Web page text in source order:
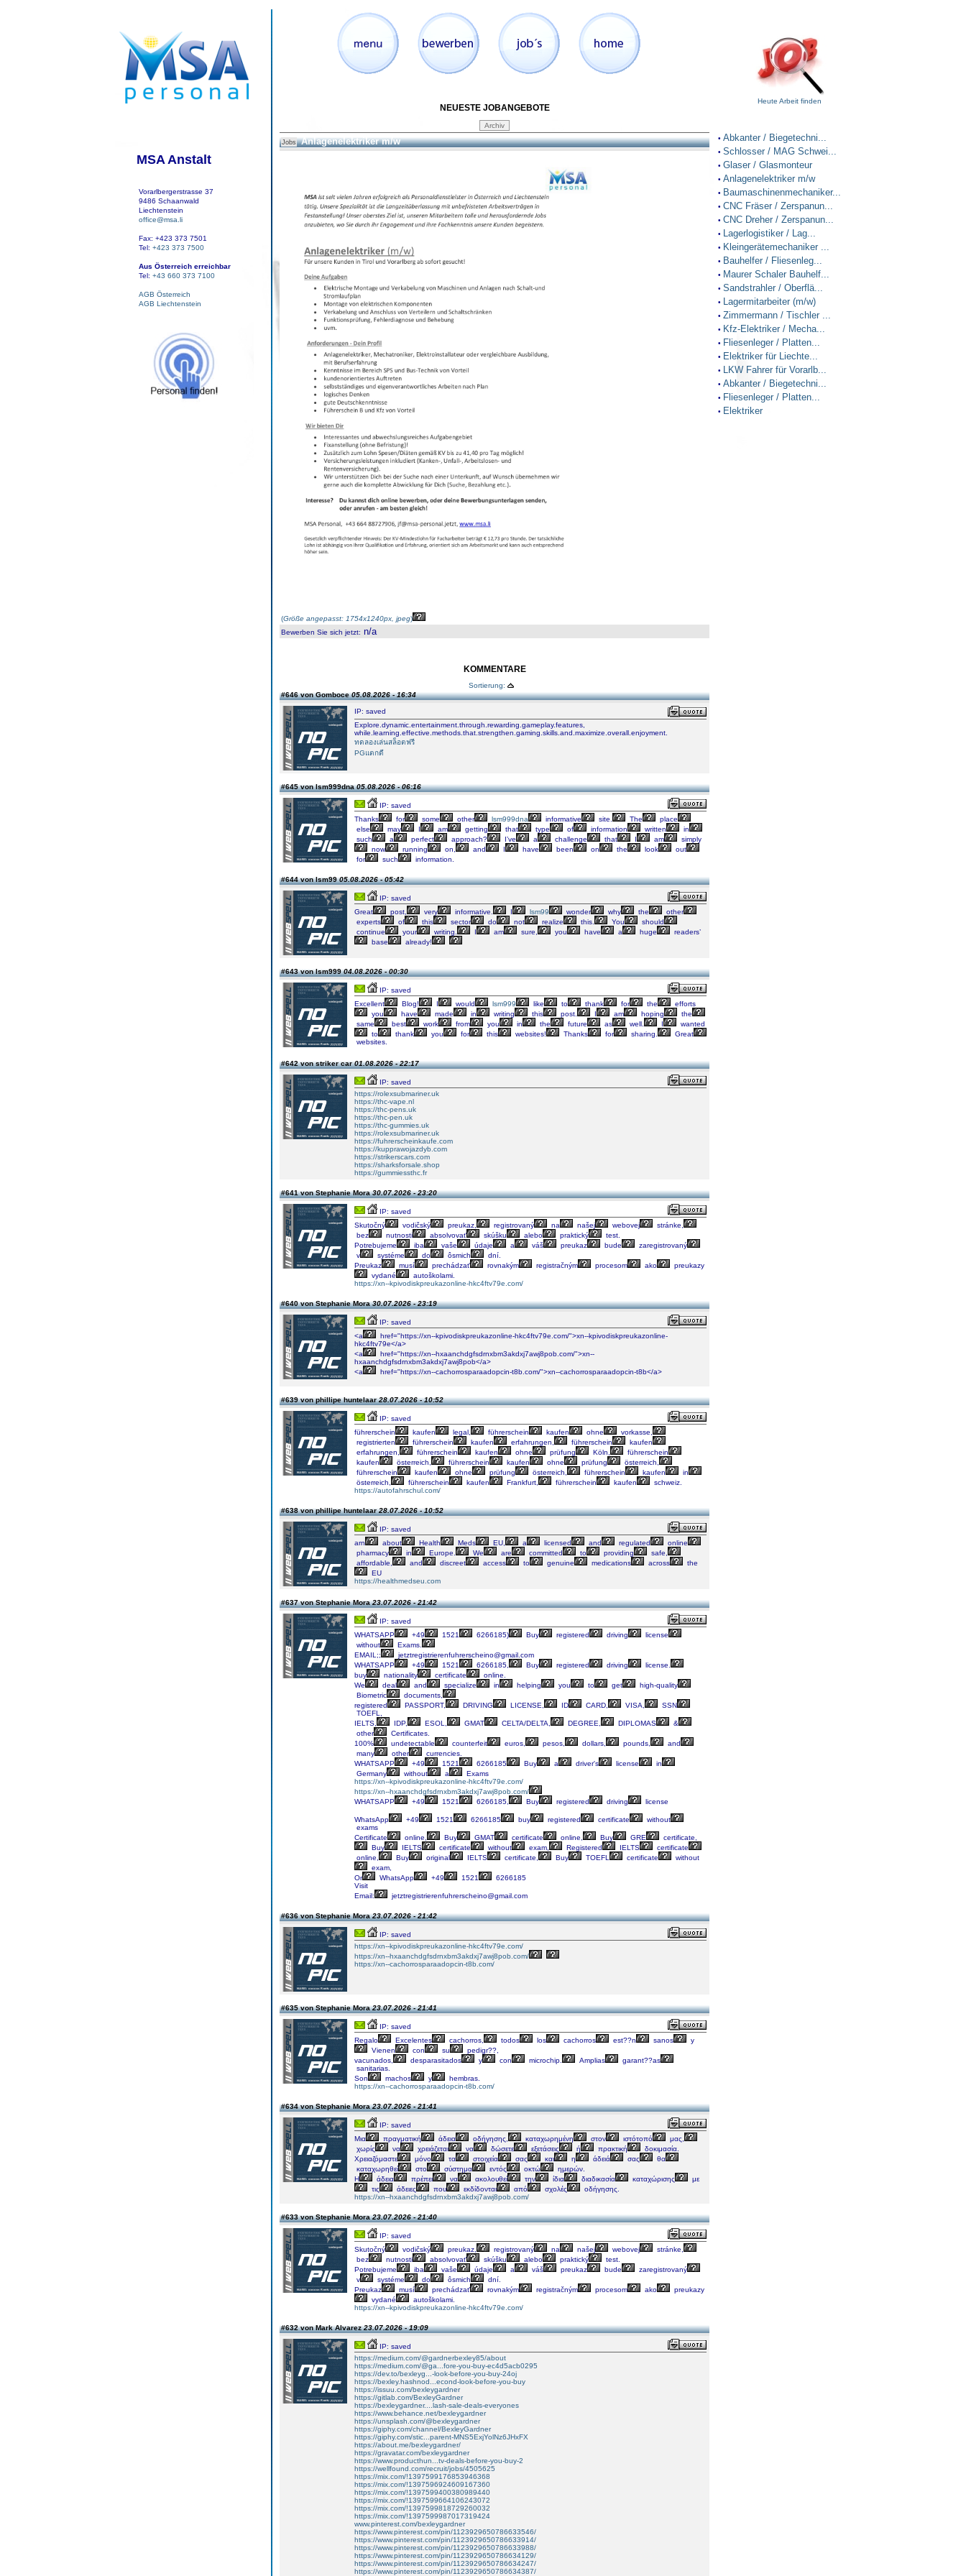
MSA Anstalt
Vorarlbergerstrasse 37
9486 Schaanwald
Liechtenstein
office@msa.li
Fax: +423 373 7501
Tel: +423 373 7500
Aus Österreich erreichbar
Tel: +43 660 373 7100
AGB Österreich
AGB Liechtenstein
NEUESTE JOBANGEBOTE
Jobs Anlagenelektriker m/w
(Größe angepasst: 1754x1240px, jpeg)
Bewerben Sie sich jetzt: n/a
KOMMENTARE
Sortierung:
#646 von Gomboce05.08.2026 - 16:34
IP: saved
Explore.dynamic.entertainment.through.rewarding.gameplay.features,
while.learning.effective.methods.that.strengthen.gaming.skills.and.maximize.overall.enjoyment.
ทดลองเล่นสล็อตฟรี
PGแตกดี
#645 von lsm999dna05.08.2026 - 06:16
IP: saved
Thanks
for some other lsm999dna informative site. The
place
else
may I am getting that type of information written
in
such
a perfect approach? I’ve a challenge that I am
simply
now
running on, and I have been on the look
out
for
such information.
#644 von lsm9905.08.2026 - 05:42
IP: saved
Great
post, very informative. I lsm99 wonder why the
other
experts
of this sector do not realize this. You
should
continue
your writing. I am sure, you have a huge
readers’
base
already!
#643 von lsm99904.08.2026 - 00:30
IP: saved
Excellent
Blog! I would lsm999 like to thank for the
efforts
you
have made in writing this post. I am hoping
the
same
best work from you in the future as well. I
wanted
to
thank you for this websites! Thanks for sharing.
Great
websites.
#642 von striker car01.08.2026 - 22:17
IP: saved
https://rolexsubmariner.uk
https://thc-vape.nl
https://thc-pens.uk
https://thc-pen.uk
https://thc-gummies.uk
https://rolexsubmariner.uk
https://fuhrerscheinkaufe.com
https://kupprawojazdyb.com
https://strikerscars.com
https://sharksforsale.shop
https://gummiessthc.fr
#641 von Stephanie Mora30.07.2026 - 23:20
IP: saved
Skutočný
vodičský preukaz, registrovaný na našej webovej
stránke,
bez
nutnosti absolvovať skúšku alebo praktický
test.
Potrebujeme
iba vaše údaje a váš preukaz bude
zaregistrovaný
v
systéme do ôsmich
dní.
Preukaz
musí prechádzať rovnakým registračným procesom ako
preukazy
vydané
autoškolami.
https://xn--kpivodiskpreukazonline-hkc4ftv79e.com/
#640 von Stephanie Mora30.07.2026 - 23:19
IP: saved
<a
href="https://xn--kpivodiskpreukazonline-hkc4ftv79e.com/">xn--kpivodiskpreukazonline-
hkc4ftv79e</a>
<a
href="https://xn--hxaanchdgfsdrnxbm3akdxj7awj8pob.com/">xn--
hxaanchdgfsdrnxbm3akdxj7awj8pob</a>
<a
href="https://xn--cachorrosparaadopcin-t8b.com/">xn--cachorrosparaadopcin-t8b</a>
#639 von phillipe huntelaar28.07.2026 - 10:52
IP: saved
führerschein
kaufen legal, führerschein kaufen ohne
vorkasse,
registrierten
führerschein kaufen erfahrungen, führerschein
kaufen
erfahrungen,
führerschein kaufen ohne prüfung Köln,
führerschein
kaufen
österreich, führerschein kaufen ohne prüfung
österreich,
führerschein
kaufen ohne prüfung österreich, führerschein kaufen
in
österreich,
führerschein kaufen Frankfurt, führerschein kaufen
schweiz.
https://autofahrschul.com/
#638 von phillipe huntelaar28.07.2026 - 10:52
IP: saved
arn
about Health Meds EU, a licensed and regulated
online
pharmacy
in Europe. We are committed to providing
safe,
affordable,
and discreet access to genuine medications across
the
EU
https://healthmedseu.com
#637 von Stephanie Mora23.07.2026 - 21:42
IP: saved
WHATSAPP
+49 1521 6266185) Buy registered driving
license
without
Exams.
EMAIL;;
jetztregistrierenfuhrerscheino@gmail.com
WHATSAPP
+49 1521 6266185, Buy registered driving
license.
buy
nationality certificate
online.
We
deal and specialize in helping you to get
high-quality
Biometric
documents,
registered
PASSPORT, DRIVING LICENSE, ID CARD, VISA,
SSN
TOEFL,
IELTS,
IDP, ESOL, GMAT CELTA/DELTA, DEGREE, DIPLOMAS
&
other
Certificates.
100%
undetectable counterfeit euros, pesos, dollars, pounds,
and
many
other
currencies.
WHATSAPP
+49 1521 6266185 Buy a driver's license
in
Germany
without a
Exams
https://xn--kpivodiskpreukazonline-hkc4ftv79e.com/
https://xn--hxaanchdgfsdrnxbm3akdxj7awj8pob.com/
WHATSAPP
+49 1521 6266185, Buy registered driving license
WhatsApp +49 1521 6266185 buy registered certificate
without
exams
Certificate
online, Buy GMAT certificate online, Buy GRE
certificate,
Buy
IELTS certificate without exam, Registered IELTS
certificate
online,
Buy original IELTS certificate, Buy TOEFL certificate
without
exam,
Or
WhatsApp +49 1521
6266185
Visit
Email:
jetztregistrierenfuhrerscheino@gmail.com
#636 von Stephanie Mora23.07.2026 - 21:42
IP: saved
https://xn--kpivodiskpreukazonline-hkc4ftv79e.com/
https://xn--hxaanchdgfsdrnxbm3akdxj7awj8pob.com/
https://xn--cachorrosparaadopcin-t8b.com/
#635 von Stephanie Mora23.07.2026 - 21:41
IP: saved
Regalo
Excelentes cachorros, todos los cachorros est??n sanos
y
Vienen
con su
pedigr??,
vacunados,
desparasitados y con microchip. Amplias
garant??as
sanitarias.
Son
machos y
hembras.
https://xn--cachorrosparaadopcin-t8b.com/
#634 von Stephanie Mora23.07.2026 - 21:41
IP: saved
Μια
πραγματική άδεια οδήγησης, καταχωρημένη στον ιστότοπό
μας,
χωρίς
να χρειάζεται να δώσετε εξετάσεις ή πρακτική
δοκιμασία.
Χρειαζόμαστε
μόνο τα στοιχεία σας και η άδειά σας
θα
καταχωρηθεί
στο σύστημα εντός οκτώ
ημερών.
Η
άδεια πρέπει να ακολουθεί την ίδια διαδικασία καταχώρισης
με
τις
άδειες που εκδίδονται από σχολές
οδήγησης.
https://xn--hxaanchdgfsdrnxbm3akdxj7awj8pob.com/
#633 von Stephanie Mora23.07.2026 - 21:40
IP: saved
Skutočný
vodičský preukaz, registrovaný na našej webovej
stránke,
bez
nutnosti absolvovať skúšku alebo praktický
test.
Potrebujeme
iba vaše údaje a váš preukaz bude
zaregistrovaný
v
systéme do ôsmich
dní.
Preukaz
musí prechádzať rovnakým registračným procesom ako
preukazy
vydané
autoškolami.
https://xn--kpivodiskpreukazonline-hkc4ftv79e.com/
#632 von Mark Alvarez23.07.2026 - 19:09
IP: saved
https://medium.com/@gardnerbexley85/about
https://medium.com/@ga...fore-you-buy-ec4d5acb0295
https://dev.to/bexleyg...-look-before-you-buy-24oj
https://bexley.hashnod...econd-look-before-you-buy
https://issuu.com/bexleygardner
https://gitlab.com/BexleyGardner
https://bexleygardner....lash-sale-deals-everyones
https://www.behance.net/bexleygardner
https://unsplash.com/@bexleygardner
https://giphy.com/channel/BexleyGardner
https://giphy.com/stic...parent-MNS5ExjYolNz6JHxFX
https://about.me/bexleygardner/
https://gravatar.com/bexleygardner
https://www.producthun...tv-deals-before-you-buy-2
https://wellfound.com/recruit/jobs/4505625
https://mix.com/!1397599176853946368
https://mix.com/!1397596924609167360
https://mix.com/!1397599400380989440
https://mix.com/!1397599664106243072
https://mix.com/!1397599818729260032
https://mix.com/!1397599987017319424
www.pinterest.com/bexleygardner
https://www.pinterest.com/pin/1123929650786633546/
https://www.pinterest.com/pin/1123929650786633914/
https://www.pinterest.com/pin/1123929650786633988/
https://www.pinterest.com/pin/1123929650786634129/
https://www.pinterest.com/pin/1123929650786634247/
https://www.pinterest.com/pin/1123929650786634387/
Heute Arbeit finden
• Abkanter / Biegetechni...
• Schlosser / MAG Schwei...
• Glaser / Glasmonteur
• Anlagenelektriker m/w
• Baumaschinenmechaniker...
• CNC Fräser / Zerspanun...
• CNC Dreher / Zerspanun...
• Lagerlogistiker / Lag...
• Kleingerätemechaniker ...
• Bauhelfer / Fliesenleg...
• Maurer Schaler Bauhelf...
• Sandstrahler / Oberflä...
• Lagermitarbeiter (m/w)
• Zimmermann / Tischler ...
• Kfz-Elektriker / Mecha...
• Fliesenleger / Platten...
• Elektriker für Liechte...
• LKW Fahrer für Vorarlb...
• Abkanter / Biegetechni...
• Fliesenleger / Platten...
• Elektriker